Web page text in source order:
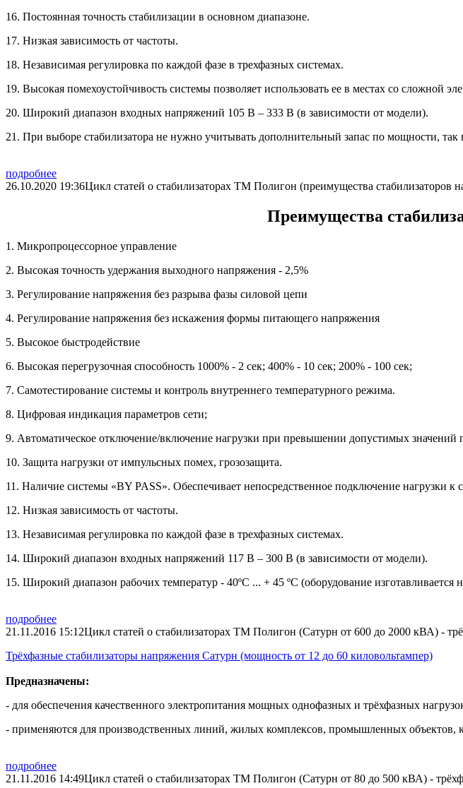
16. Постоянная точность стабилизации в основном диапазоне.
17. Низкая зависимость от частоты.
18. Независимая регулировка по каждой фазе в трехфазных системах.
19. Высокая помехоустойчивость системы позволяет использовать ее в местах со
20. Широкий диапазон входных напряжений 105 В – 333 В (в зависимости от модели).
21. При выборе стабилизатора не нужно учитывать дополнительный запас по мощности,
подробнее
26.10.2020 19:36Цикл статей о стабилизаторах ТМ Полигон (преимущества стабилизаторов
­Преимущества
1. Микропроцессорное управление
2. Высокая точност­ь удержания выходного на­пряжения - 2,5%
3. Регулирование напряжения без разрыва фазы силовой цепи
4. Регулирование напряжения без искажения формы питающего напряжения
5. Высокое быстродействие
6. Высокая перегрузочная способность 1000% - 2 сек; 400% - 10 сек; 200% - 100 сек;
7. Самотестирование системы и контроль внутреннего температурного режима.
8. Цифровая индикация параметров сети;
9. Автоматическое отключение/включение нагрузки при превышении допустимых
10. Защита нагрузки от импульсных помех, грозозащита.
11. Наличие системы «BY PASS». Обеспечивает непосредственное подключение нагрузки
12. Низкая зависимость от частоты.
13. Независимая регулировка по каждой фазе в трехфазных системах.
14. Широкий диапазон входных напряжений 117 В – 300 В (в зависимости от модели).
15. Широкий диапазон рабочих температур - 40ºС ... + 45 ºС (оборудование изготавливается
подробнее
21.11.2016 15:12Цикл статей о стабилизаторах ТМ Полигон (Сатурн от 600 до 2000 кВА) -
Трёхфазные стабилизаторы напряжения Сатурн (мощность от 12 до 60 киловольтампер)
Предназначены:­
- для обеспечения качественного электропитания мощных однофазных и трёхфазных
- применяются для производственных линий, жилых комплексов, промышленных объектов,
подробнее
21.11.2016 14:49Цикл статей о стабилизаторах ТМ Полигон (Сатурн от 80 до 500 кВА) -